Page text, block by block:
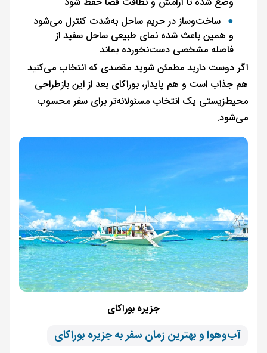
ساخت‌وساز در حریم ساحل به‌شدت کنترل می‌شود
و همین باعث شده نمای طبیعی ساحل سفید از
فاصله مشخصی دست‌نخورده بماند
اگر دوست دارید مطمئن شوید مقصدی که انتخاب می‌کنید
هم جذاب است و هم پایدار، بوراکای بعد از این بازطراحی
محیط‌زیستی یک انتخاب مسئولانه‌تر برای سفر محسوب
می‌شود.
جزیره بوراکای
آب‌وهوا و بهترین زمان سفر به جزیره بوراکای